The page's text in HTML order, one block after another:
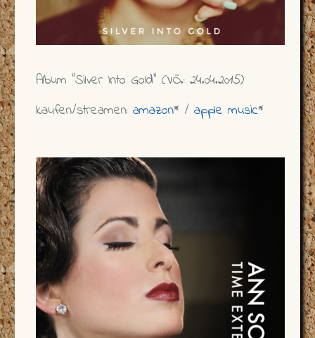
Album "Silver Into Gold" (VÖ.: 24.04.2015)
kaufen/streamen: amazon* / apple music*